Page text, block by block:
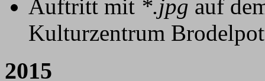
Auftritt mit *.jpg auf
Kulturzentrum
2015